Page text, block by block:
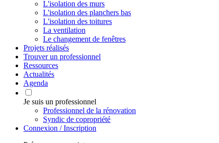
L'isolation des murs
L'isolation des planchers bas
L'isolation des toitures
La ventilation
Le changement de fenêtres
Projets réalisés
Trouver un professionnel
Ressources
Actualités
Agenda
Je suis un professionnel
Professionnel de la rénovation
Syndic de copropriété
Connexion / Inscription